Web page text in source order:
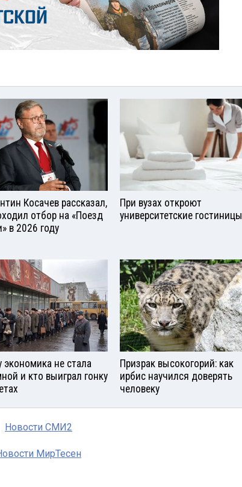
Косачев рассказал,
отбор на «Поезд
в 2026 году
При вузах откроют
университетские гостиницы
экономика не стала
и кто выиграл гонку
Призрак высокогорий: как
ирбис научился доверять
человеку
Новости СМИ2
МирТесен